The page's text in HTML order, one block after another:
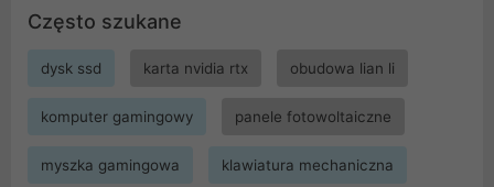
Często szukane
dysk ssd karta nvidia rtx obudowa lian li
komputer gamingowy panele fotowoltaiczne
myszka gamingowa klawiatura mechaniczna